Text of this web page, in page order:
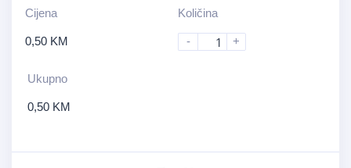
Cijena
0,50 KM
Količina
- +
Ukupno
0,50 KM